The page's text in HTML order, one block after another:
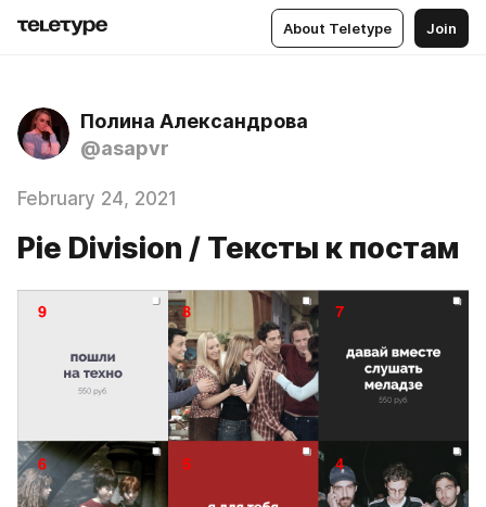
About Teletype Join
Полина Александрова
@asapvr
February 24, 2021
Pie Division / Тексты к постам